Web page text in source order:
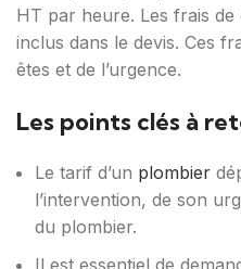
HT par heure. Les frais
inclus dans le devis. Ces
êtes et de l’urgence.
Les points clés à
Le tarif d’un plombier
l’intervention, de son
du plombier.
Il est essentiel de